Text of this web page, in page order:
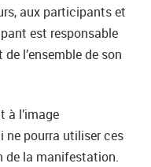
aux participants et
est responsable
l’ensemble de son
à l’image
ne pourra utiliser ces
de la manifestation.